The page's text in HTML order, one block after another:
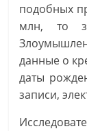
подобных
млн, то
данные о
даты
записи,